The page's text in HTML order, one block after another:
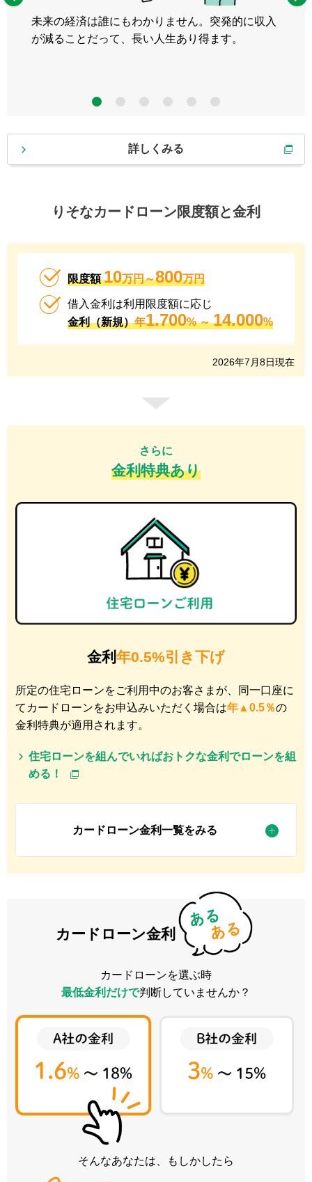
未来の経済は誰にもわかりません。突発的に収入
が減ることだって、長い人生あり得ます。
詳しくみる
りそなカードローン限度額と金利
限度額10万円～800万円
借入金利は利用限度額に応じ
金利（新規）年1.700% ～14.000%
2026年7月8日現在
さらに
金利特典あり
金利 年0.5%引き下げ
所定の住宅ローンをご利用中のお客さまが、同一口座に
てカードローンをお申込みいただく場合は年▲0.5％の
金利特典が適用されます。
住宅ローンを組んでいればおトクな金利でローンを組
める！
カードローン金利一覧をみる
カードローン金利
カードローンを選ぶ時
最低金利だけで判断していませんか？
そんなあなたは、もしかしたら